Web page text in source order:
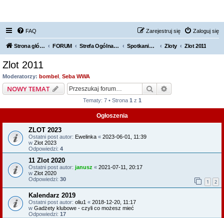
FAQ Zaloguj się
Zarejestruj się
Strona główna KLUBU FORUM Strefa Ogólna Forum Nissan Zone Spotkania / Grupy Regionalne Zloty Zlot 2011
Zlot 2011
Moderatorzy: bombel Seba WWA
NOWY TEMAT Szukaj
Tematy: 7 • Strona 1 z 1
Ogłoszenia
ZLOT 2023
Ostatni post autor: Ewelinka « 2023-06-01, 11:39
w Zlot 2023
Odpowiedzi: 4
11 Zlot 2020
Ostatni post autor: janusz « 2021-07-11, 20:17
w Zlot 2020
Odpowiedzi: 30 1 2
Kalendarz 2019
Ostatni post autor: oliu1 « 2018-12-20, 11:17
w Gadżety klubowe - czyli co możesz mieć
Odpowiedzi: 17